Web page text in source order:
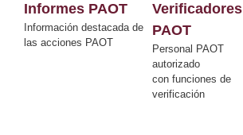
Informes PAOT
Información destacada de
las acciones PAOT
Verificadores
PAOT
Personal PAOT
autorizado
con funciones de
verificación